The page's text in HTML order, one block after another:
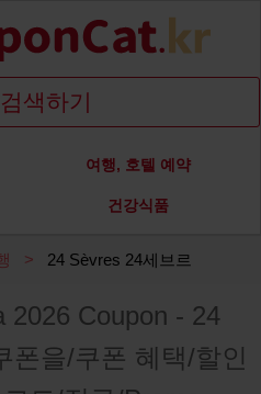
여행, 호텔 예약
건강식품
24 Sèvres 24세브르
2026 Coupon - 24
폰을/쿠폰 혜택/할인